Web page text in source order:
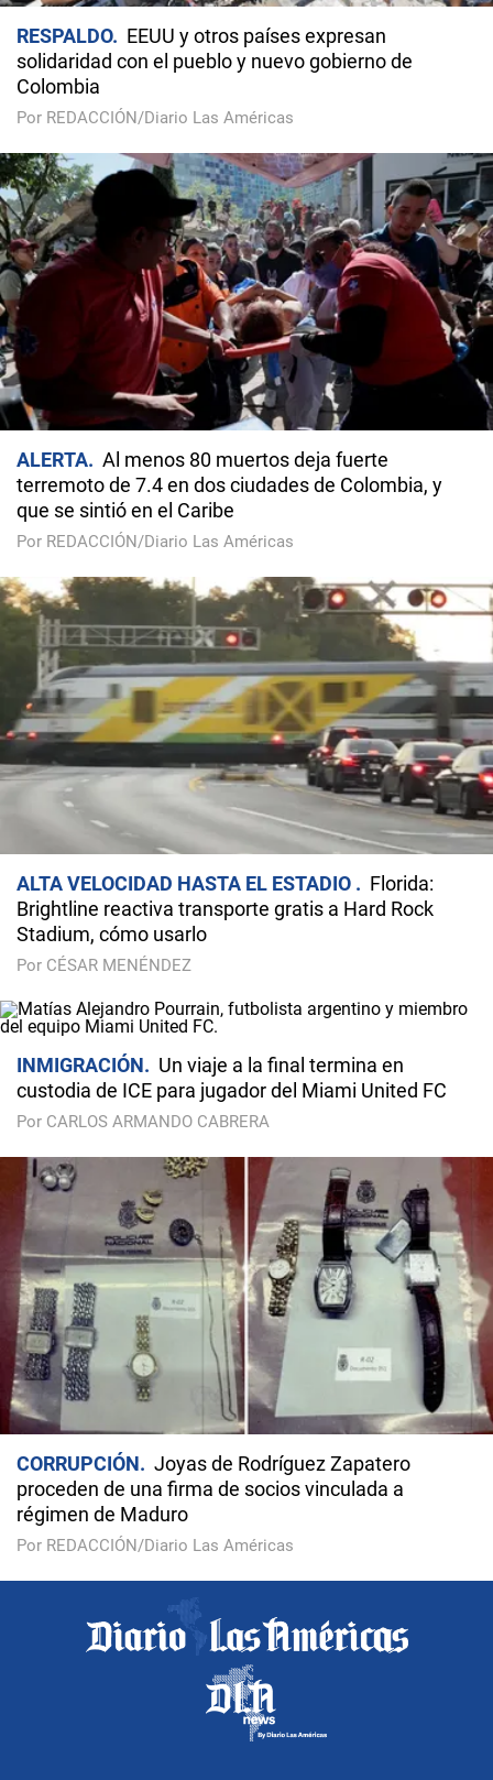
RESPALDO
EEUU y otros países expresan
solidaridad con el pueblo y nuevo gobierno de
Colombia
Por REDACCIÓN/Diario Las Américas
ALERTA
Al menos 80 muertos deja fuerte
terremoto de 7.4 en dos ciudades de Colombia, y
que se sintió en el Caribe
Por REDACCIÓN/Diario Las Américas
ALTA VELOCIDAD HASTA EL ESTADIO
Florida:
Brightline reactiva transporte gratis a Hard Rock
Stadium, cómo usarlo
Por CÉSAR MENÉNDEZ
INMIGRACIÓN
Un viaje a la final termina en
custodia de ICE para jugador del Miami United FC
Por CARLOS ARMANDO CABRERA
CORRUPCIÓN
Joyas de Rodríguez Zapatero
proceden de una firma de socios vinculada a
régimen de Maduro
Por REDACCIÓN/Diario Las Américas